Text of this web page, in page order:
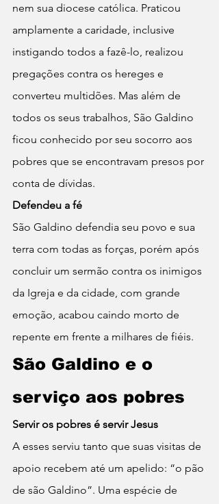
nem sua diocese católica. Praticou
amplamente a caridade, inclusive
instigando todos a fazê-lo, realizou
pregações contra os hereges e
converteu multidões. Mas além de
todos os seus trabalhos, São Galdino
ficou conhecido por seu socorro aos
pobres que se encontravam presos por
conta de dívidas.
Defendeu a fé
São Galdino defendia seu povo e sua
terra com todas as forças, porém após
concluir um sermão contra os inimigos
da Igreja e da cidade, com grande
emoção, acabou caindo morto de
repente em frente a milhares de fiéis.
São Galdino e o
serviço aos pobres
Servir os pobres é servir Jesus
A esses serviu tanto que suas visitas de
apoio recebem até um apelido: “o pão
de são Galdino”. Uma espécie de